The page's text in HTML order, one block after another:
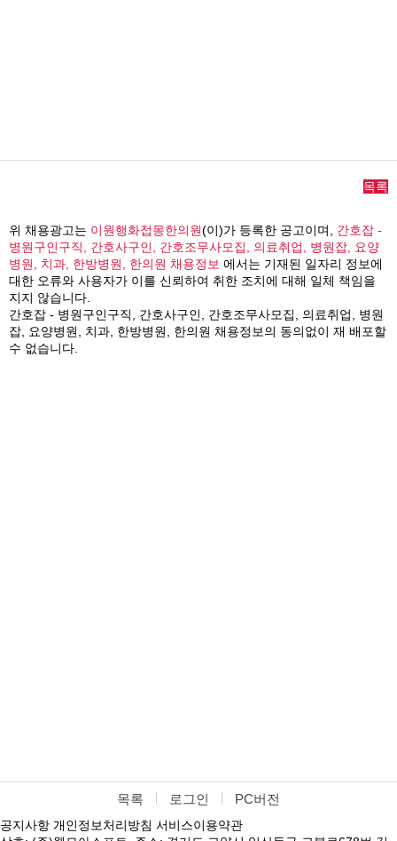
목록
위 채용광고는 이원행화접몽한의원(이)가 등록한 공고이며, 간호잡 -
병원구인구직, 간호사구인, 간호조무사모집, 의료취업, 병원잡, 요양
병원, 치과, 한방병원, 한의원 채용정보 에서는 기재된 일자리 정보에
대한 오류와 사용자가 이를 신뢰하여 취한 조치에 대해 일체 책임을
지지 않습니다.
간호잡 - 병원구인구직, 간호사구인, 간호조무사모집, 의료취업, 병원
잡, 요양병원, 치과, 한방병원, 한의원 채용정보의 동의없이 재 배포할
수 없습니다.
목록 로그인 PC버전
공지사항 개인정보처리방침 서비스이용약관